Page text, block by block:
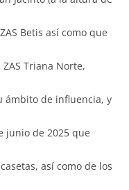
Betis así como que
Triana Norte,
ámbito de influencia, y
junio de 2025 que
así como de los